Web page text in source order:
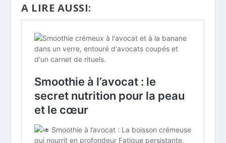
A LIRE AUSSI: